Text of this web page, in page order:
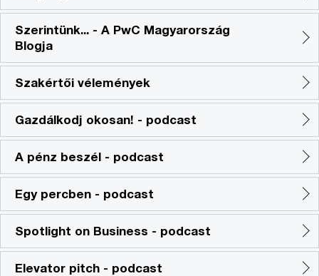
Szerintünk... - A PwC Magyarország
Blogja
Szakértői vélemények
Gazdálkodj okosan! - podcast
A pénz beszél - podcast
Egy percben - podcast
Spotlight on Business - podcast
Elevator pitch - podcast